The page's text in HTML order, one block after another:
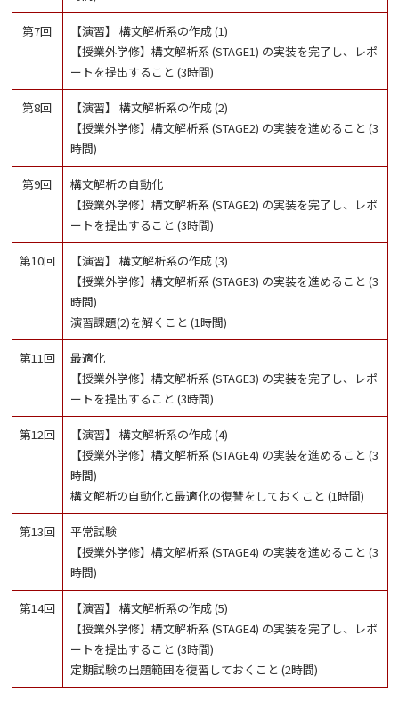
第7回
【演習】 構文解析系の作成 (1)
【授業外学修】構文解析系 (STAGE1) の実装を完了し、レポ
ートを提出すること (3時間)
第8回
【演習】 構文解析系の作成 (2)
【授業外学修】構文解析系 (STAGE2) の実装を進めること (3
時間)
第9回
構文解析の自動化
【授業外学修】構文解析系 (STAGE2) の実装を完了し、レポ
ートを提出すること (3時間)
第10回
【演習】 構文解析系の作成 (3)
【授業外学修】構文解析系 (STAGE3) の実装を進めること (3
時間)
演習課題(2)を解くこと (1時間)
第11回
最適化
【授業外学修】構文解析系 (STAGE3) の実装を完了し、レポ
ートを提出すること (3時間)
第12回
【演習】 構文解析系の作成 (4)
【授業外学修】構文解析系 (STAGE4) の実装を進めること (3
時間)
構文解析の自動化と最適化の復讐をしておくこと (1時間)
第13回
平常試験
【授業外学修】構文解析系 (STAGE4) の実装を進めること (3
時間)
第14回
【演習】 構文解析系の作成 (5)
【授業外学修】構文解析系 (STAGE4) の実装を完了し、レポ
ートを提出すること (3時間)
定期試験の出題範囲を復習しておくこと (2時間)